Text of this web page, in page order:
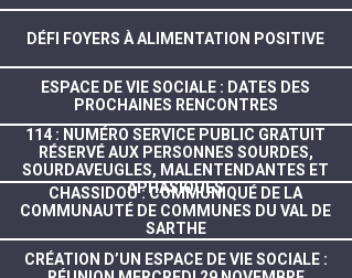
DÉFI FOYERS À ALIMENTATION POSITIVE
ESPACE DE VIE SOCIALE : DATES DES
PROCHAINES RENCONTRES
114 : NUMÉRO SERVICE PUBLIC GRATUIT
RÉSERVÉ AUX PERSONNES SOURDES,
SOURDAVEUGLES, MALENTENDANTES ET
APHASIQUES
CHASSIDOU : COMMUNIQUÉ DE LA
COMMUNAUTÉ DE COMMUNES DU VAL DE
SARTHE
CRÉATION D’UN ESPACE DE VIE SOCIALE :